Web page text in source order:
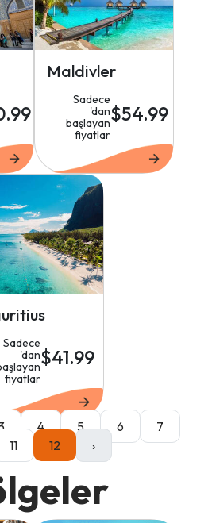
Maldivler
Sadece
'dan
başlayan
fiyatlar
$54.99
Sadece
'dan
fiyatlar
$41.99
4 5 6
7
11 12 ›